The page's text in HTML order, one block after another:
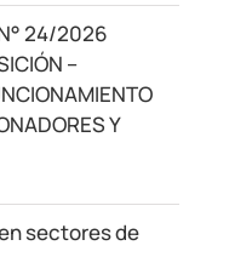
24/2026
–
Y
sectores de